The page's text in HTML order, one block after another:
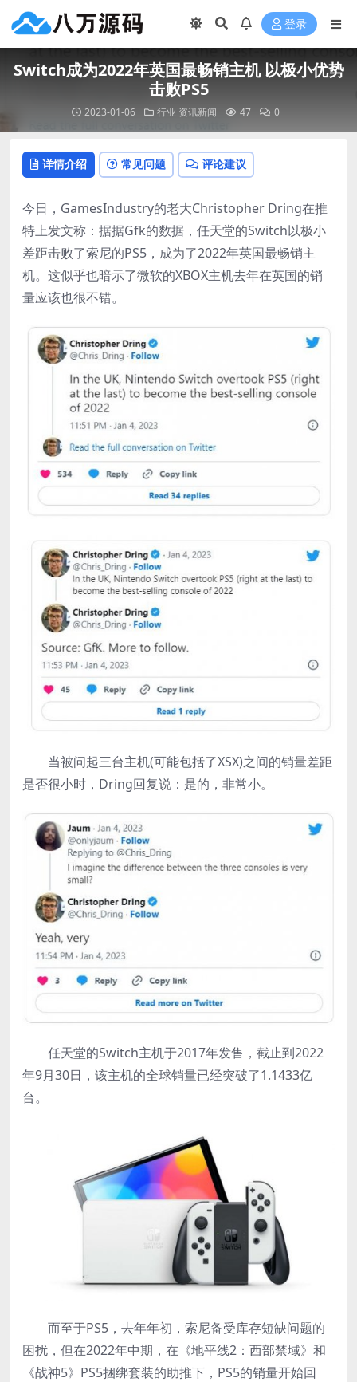
登录
Switch成为2022年英国最畅销主机 以极小优势
击败PS5
2023-01-06 行业 资讯新闻 47 0
详情介绍 常见问题 评论建议
今日，GamesIndustry的老大Christopher Dring在推
特上发文称：据据Gfk的数据，任天堂的Switch以极小
差距击败了索尼的PS5，成为了2022年英国最畅销主
机。这似乎也暗示了微软的XBOX主机去年在英国的销
量应该也很不错。
当被问起三台主机(可能包括了XSX)之间的销量差距
是否很小时，Dring回复说：是的，非常小。
任天堂的Switch主机于2017年发售，截止到2022
年9月30日，该主机的全球销量已经突破了1.1433亿
台。
而至于PS5，去年年初，索尼备受库存短缺问题的
困扰，但在2022年中期，在《地平线2：西部禁域》和
《战神5》PS5捆绑套装的助推下，PS5的销量开始回